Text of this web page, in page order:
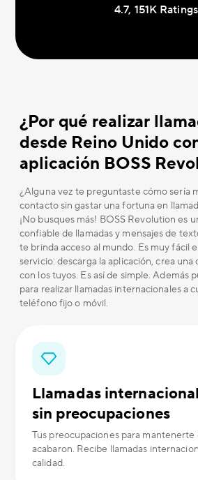
4.7, 151K Ratings
¿Por qué realizar
desde Reino Unido
aplicación BOSS
¿Alguna vez te preguntaste cómo sería
contacto sin gastar una fortuna en
¡No busques más! BOSS Revolution es
confiable de llamadas y mensajes de
te brinda acceso al mundo. Es muy fácil
servicio: descarga la aplicación, crea
con los tuyos. Es así de simple. Además
para realizar llamadas internacionales a
teléfono fijo o móvil.
Llamadas
sin preocupaciones
Tus preocupaciones para mantenerte
acabaron. Recibe llamadas
calidad.